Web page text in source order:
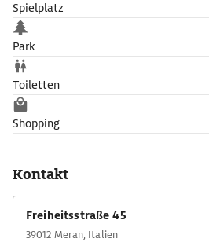
Spielplatz
Park
Toiletten
Shopping
Kontakt
Freiheitsstraße 45
39012 Meran, Italien